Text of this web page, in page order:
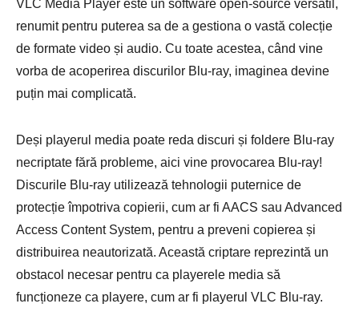
VLC Media Player este un software open-source versatil,
renumit pentru puterea sa de a gestiona o vastă colecție
de formate video și audio. Cu toate acestea, când vine
vorba de acoperirea discurilor Blu-ray, imaginea devine
puțin mai complicată.
Deși playerul media poate reda discuri și foldere Blu-ray
necriptate fără probleme, aici vine provocarea Blu-ray!
Discurile Blu-ray utilizează tehnologii puternice de
protecție împotriva copierii, cum ar fi AACS sau Advanced
Access Content System, pentru a preveni copierea și
distribuirea neautorizată. Această criptare reprezintă un
obstacol necesar pentru ca playerele media să
funcționeze ca playere, cum ar fi playerul VLC Blu-ray.